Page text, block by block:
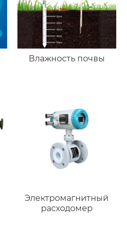
Влажность почвы
Электромагнитный
расходомер